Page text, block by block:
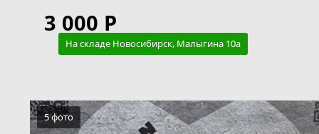
3 000 Р
На складе Новосибирск, Малыгина 10а
5 фото